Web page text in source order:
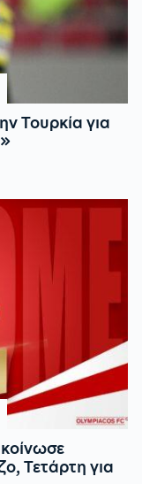
Τουρκία για
Τετάρτη για